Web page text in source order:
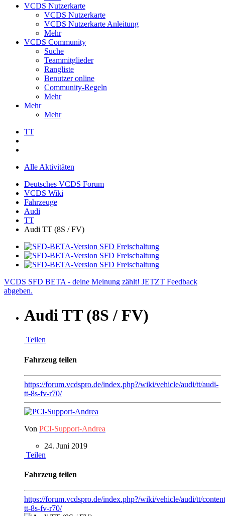
VCDS Nutzerkarte
VCDS Nutzerkarte
VCDS Nutzerkarte Anleitung
Mehr
VCDS Community
Suche
Teammitglieder
Rangliste
Benutzer online
Community-Regeln
Mehr
Mehr
Mehr
TT
Alle Aktivitäten
Deutsches VCDS Forum
VCDS Wiki
Fahrzeuge
Audi
TT
Audi TT (8S / FV)
VCDS SFD BETA - deine Meinung zählt! JETZT Feedback
abgeben.
Audi TT (8S / FV)
Teilen
Fahrzeug teilen
https://forum.vcdspro.de/index.php?/wiki/vehicle/audi/tt/audi-
tt-8s-fv-r70/
Von PCI-Support-Andrea
24. Juni 2019
Teilen
Fahrzeug teilen
https://forum.vcdspro.de/index.php?/wiki/vehicle/audi/tt/
tt-8s-fv-r70/